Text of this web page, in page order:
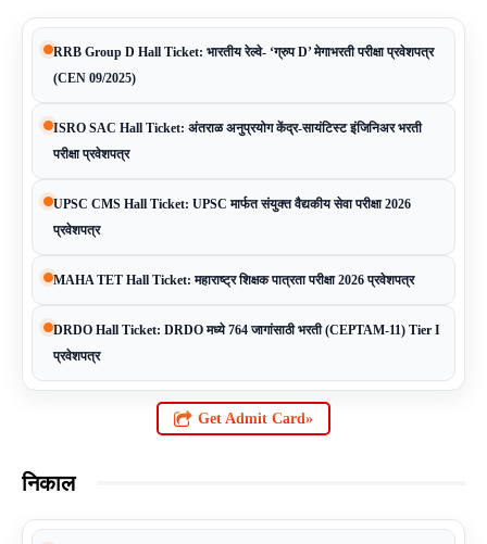
RRB Group D Hall Ticket: भारतीय रेल्वे- ‘ग्रुप D’ मेगाभरती परीक्षा प्रवेशपत्र
(CEN 09/2025)
ISRO SAC Hall Ticket: अंतराळ अनुप्रयोग केंद्र-सायंटिस्ट इंजिनिअर भरती
परीक्षा प्रवेशपत्र
UPSC CMS Hall Ticket: UPSC मार्फत संयुक्त वैद्यकीय सेवा परीक्षा 2026
प्रवेशपत्र
MAHA TET Hall Ticket: महाराष्ट्र शिक्षक पात्रता परीक्षा 2026 प्रवेशपत्र
DRDO Hall Ticket: DRDO मध्ये 764 जागांसाठी भरती (CEPTAM-11) Tier I
प्रवेशपत्र
Get Admit Card»
निकाल